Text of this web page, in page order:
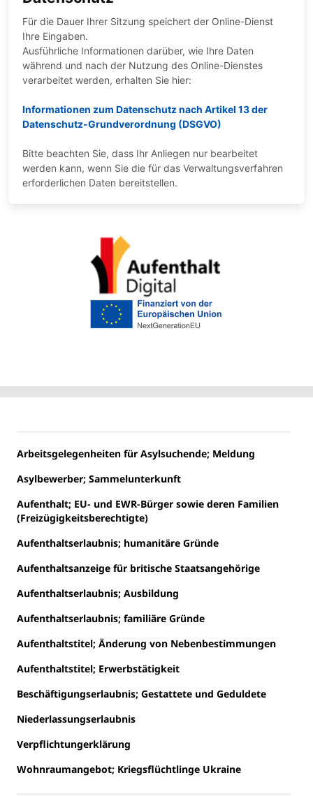
Arbeitsgelegenheiten für Asylsuchende; Meldung
Asylbewerber; Sammelunterkunft
Aufenthalt; EU- und EWR-Bürger sowie deren Familien
(Freizügigkeitsberechtigte)
Aufenthaltserlaubnis; humanitäre Gründe
Aufenthaltsanzeige für britische Staatsangehörige
Aufenthaltserlaubnis; Ausbildung
Aufenthaltserlaubnis; familiäre Gründe
Aufenthaltstitel; Änderung von Nebenbestimmungen
Aufenthaltstitel; Erwerbstätigkeit
Beschäftigungserlaubnis; Gestattete und Geduldete
Niederlassungserlaubnis
Verpflichtungerklärung
Wohnraumangebot; Kriegsflüchtlinge Ukraine